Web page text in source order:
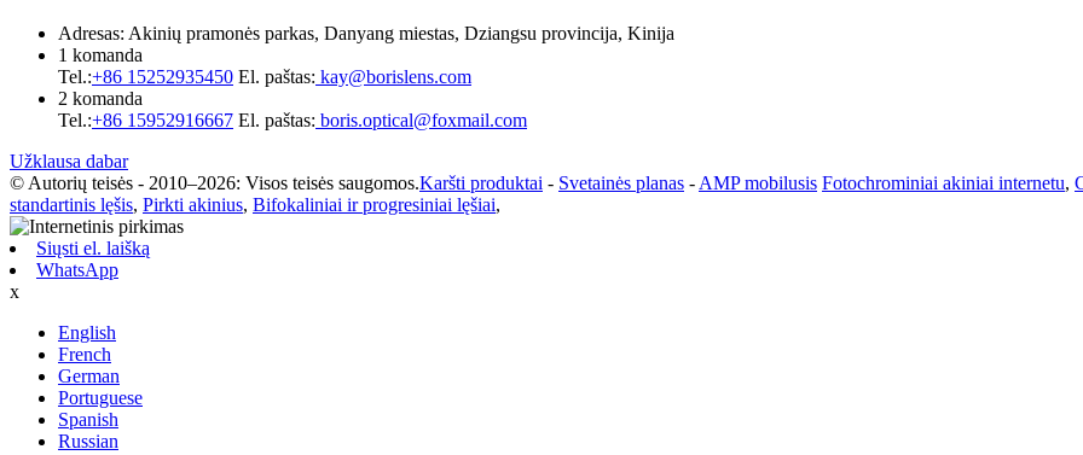
Adresas: Akinių pramonės parkas, Danyang miestas, Dziangsu provincija, Kinija
1 komanda
Tel.:+86 15252935450 El. paštas: kay@borislens.com
2 komanda
Tel.:+86 15952916667 El. paštas: boris.optical@foxmail.com
Užklausa dabar
© Autorių teisės - 2010–2026: Visos teisės saugomos.Karšti produktai - Svetainės planas - AMP mobilusis Fotochrominiai akiniai internetu,
standartinis lęšis, Pirkti akinius, Bifokaliniai ir progresiniai lęšiai,
Siųsti el. laišką
WhatsApp
x
English
French
German
Portuguese
Spanish
Russian